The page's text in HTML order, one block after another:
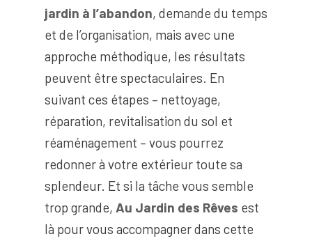
jardin à l’abandon, demande du temps
et de l’organisation, mais avec une
approche méthodique, les résultats
peuvent être spectaculaires. En
suivant ces étapes – nettoyage,
réparation, revitalisation du sol et
réaménagement – vous pourrez
redonner à votre extérieur toute sa
splendeur. Et si la tâche vous semble
trop grande, Au Jardin des Rêves est
là pour vous accompagner dans cette